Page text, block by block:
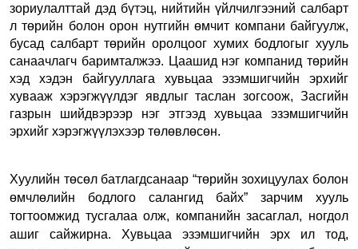
зориулалттай дэд бүтэц, нийтийн үйлчилгээний салбарт
л төрийн болон орон нутгийн өмчит компани байгуулж,
бусад салбарт төрийн оролцоог хумих бодлогыг хууль
санаачлагч баримталжээ. Цаашид нэг компанид төрийн
хэд хэдэн байгууллага хувьцаа эзэмшигчийн эрхийг
хувааж хэрэгжүүлдэг явдлыг таслан зогсоож, Засгийн
газрын шийдвэрээр нэг этгээд хувьцаа эзэмшигчийн
эрхийг хэрэгжүүлэхээр төлөвлөсөн.
Хуулийн төсөл батлагдсанаар “төрийн зохицуулах болон
өмчлөлийн бодлого салангид байх” зарчим хууль
тогтоомжид тусгалаа олж, компанийн засаглал, ногдол
ашиг сайжирна. Хувьцаа эзэмшигчийн эрх ил тод,